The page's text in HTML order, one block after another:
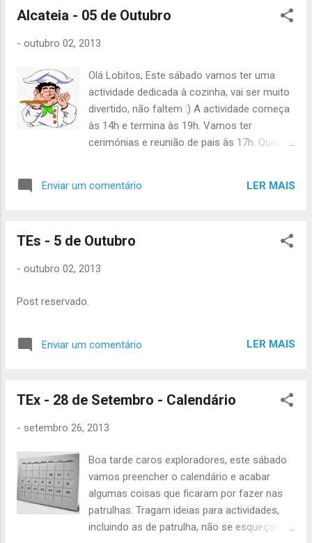
Alcateia - 05 de Outubro
- outubro 02, 2013
Olá Lobitos, Este sábado vamos ter uma
actividade dedicada à cozinha, vai ser muito
divertido, não faltem :) A actividade começa
às 14h e termina às 19h. Vamos ter
cerimónias e reunião de pais às 17h. Quem
Arroio Tchill
Enviar um comentário LER MAIS
TEs - 5 de Outubro
- outubro 02, 2013
Post reservado.
Enviar um comentário LER MAIS
TEx - 28 de Setembro - Calendário
- setembro 26, 2013
Boa tarde caros exploradores, este sábado
vamos preencher o calendário e acabar
algumas coisas que ficaram por fazer nas
patrulhas. Tragam ideias para actividades,
incluindo as de patrulha, não se esqueçam